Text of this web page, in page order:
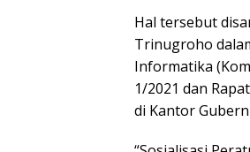
Hal tersebut
Trinugroho
Informatika
1/2021 dan
di Kantor